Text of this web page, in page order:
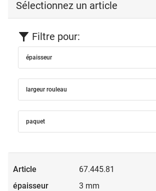
Sélectionnez un article
Filtre pour:
épaisseur
largeur rouleau
paquet
67.445.81
3 mm